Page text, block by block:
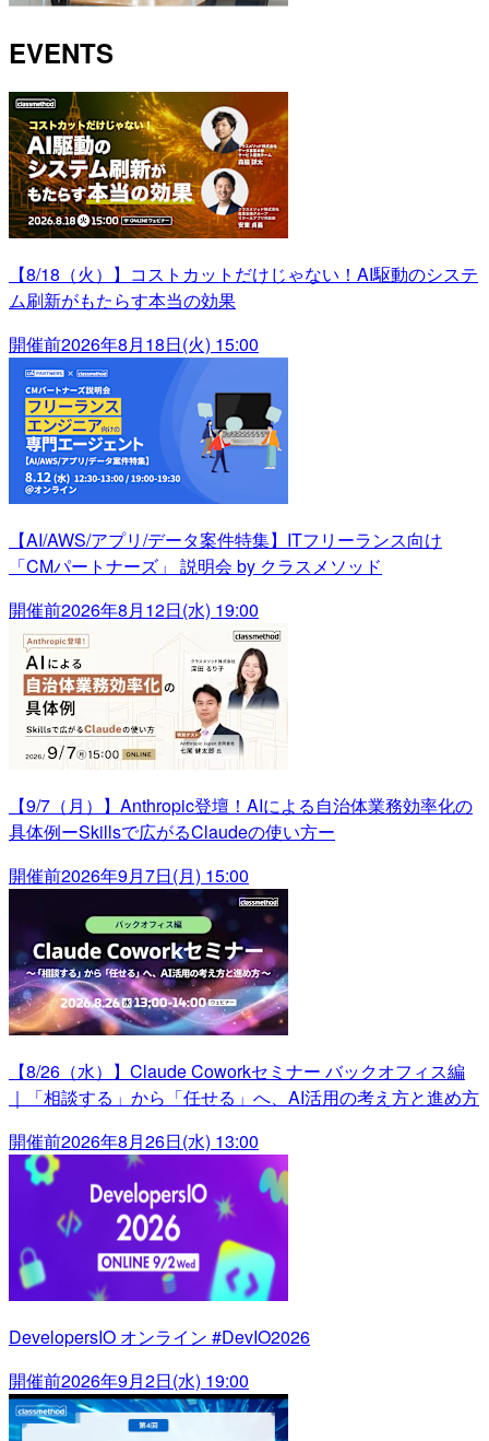
EVENTS
【8/18（火）】コストカットだけじゃない！AI駆動のシステ
ム刷新がもたらす本当の効果
開催前2026年8月18日(火) 15:00
【AI/AWS/アプリ/データ案件特集】ITフリーランス向け
「CMパートナーズ」 説明会 by クラスメソッド
開催前2026年8月12日(水) 19:00
【9/7（月）】Anthropic登壇！AIによる自治体業務効率化の
具体例ーSkillsで広がるClaudeの使い方ー
開催前2026年9月7日(月) 15:00
【8/26（水）】Claude Coworkセミナー バックオフィス編
｜「相談する」から「任せる」へ、AI活用の考え方と進め方
開催前2026年8月26日(水) 13:00
DevelopersIO オンライン #DevIO2026
開催前2026年9月2日(水) 19:00